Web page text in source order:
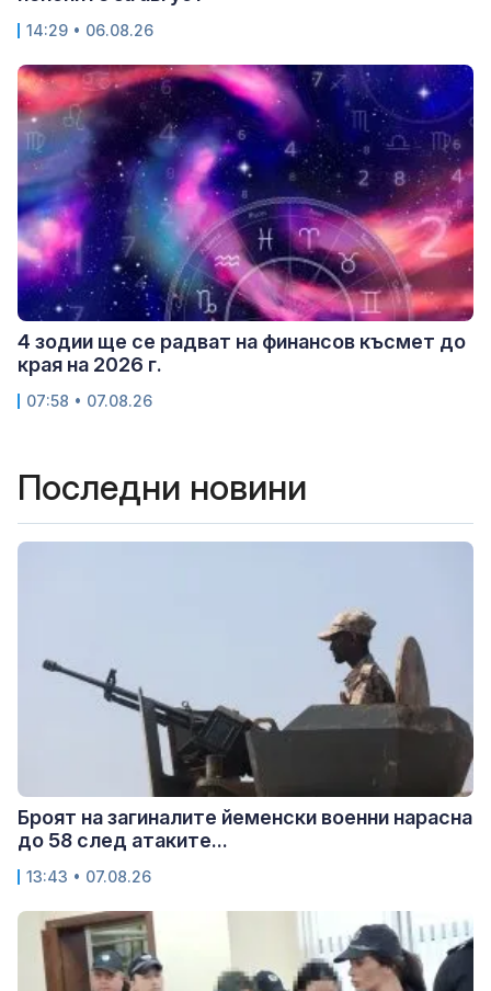
14:29 • 06.08.26
4 зодии ще се радват на финансов късмет до
края на 2026 г.
07:58 • 07.08.26
Последни новини
Броят на загиналите йеменски военни нарасна
до 58 след атаките...
13:43 • 07.08.26